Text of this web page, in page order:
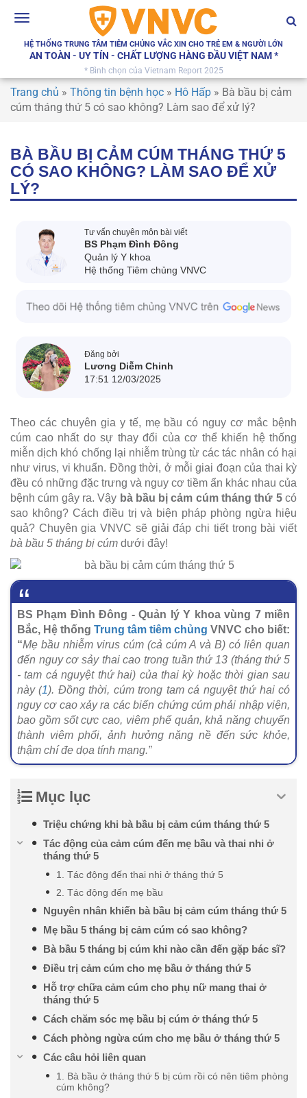
Toggle
HỆ THỐNG TRUNG TÂM TIÊM CHỦNG VẮC XIN CHO TRẺ EM & NGƯỜI LỚN
AN TOÀN - UY TÍN - CHẤT LƯỢNG HÀNG ĐẦU VIỆT NAM *
* Bình chọn của Vietnam Report 2025
Trang chủ » Thông tin bệnh học » Hô Hấp » Bà bầu bị cảm
cúm tháng thứ 5 có sao không? Làm sao để xử lý?
BÀ BẦU BỊ CẢM CÚM THÁNG THỨ 5
CÓ SAO KHÔNG? LÀM SAO ĐỂ XỬ
LÝ?
Tư vấn chuyên môn bài viết
BS Phạm Đình Đông
Quản lý Y khoa
Hệ thống Tiêm chủng VNVC
Đăng bởi
Lương Diễm Chinh
17:51 12/03/2025
Theo các chuyên gia y tế, mẹ bầu có nguy cơ mắc bệnh
cúm cao nhất do sự thay đổi của cơ thể khiến hệ thống
miễn dịch khó chống lại nhiễm trùng từ các tác nhân có hại
như virus, vi khuẩn. Đồng thời, ở mỗi giai đoạn của thai kỳ
đều có những đặc trưng và nguy cơ tiềm ẩn khác nhau của
bệnh cúm gây ra. Vậy bà bầu bị cảm cúm tháng thứ 5có
sao không? Cách điều trị và biện pháp phòng ngừa hiệu
quả? Chuyên gia VNVC sẽ giải đáp chi tiết trong bài viết
bà bầu 5 tháng bị cúm dưới đây!
BS Phạm Đình Đông - Quản lý Y khoa vùng 7 miền
Bắc, Hệ thống Trung tâm tiêm chủng VNVC cho biết:
“Mẹ bầu nhiễm virus cúm (cả cúm A và B) có liên quan
đến nguy cơ sảy thai cao trong tuần thứ 13 (tháng thứ 5
- tam cá nguyệt thứ hai) của thai kỳ hoặc thời gian sau
này (1). Đồng thời, cúm trong tam cá nguyệt thứ hai có
nguy cơ cao xảy ra các biến chứng cúm phải nhập viện,
bao gồm sốt cực cao, viêm phế quản, khả năng chuyển
thành viêm phổi, ảnh hưởng nặng nề đến sức khỏe,
thậm chí đe dọa tính mạng.”
Mục lục
Triệu chứng khi bà bầu bị cảm cúm tháng thứ 5
Tác động của cảm cúm đến mẹ bầu và thai nhi ở
tháng thứ 5
1. Tác động đến thai nhi ở tháng thứ 5
2. Tác động đến mẹ bầu
Nguyên nhân khiến bà bầu bị cảm cúm tháng thứ 5
Mẹ bầu 5 tháng bị cảm cúm có sao không?
Bà bầu 5 tháng bị cúm khi nào cần đến gặp bác sĩ?
Điều trị cảm cúm cho mẹ bầu ở tháng thứ 5
Hỗ trợ chữa cảm cúm cho phụ nữ mang thai ở
tháng thứ 5
Cách chăm sóc mẹ bầu bị cúm ở tháng thứ 5
Cách phòng ngừa cúm cho mẹ bầu ở tháng thứ 5
Các câu hỏi liên quan
1. Bà bầu ở tháng thứ 5 bị cúm rồi có nên tiêm phòng
cúm không?